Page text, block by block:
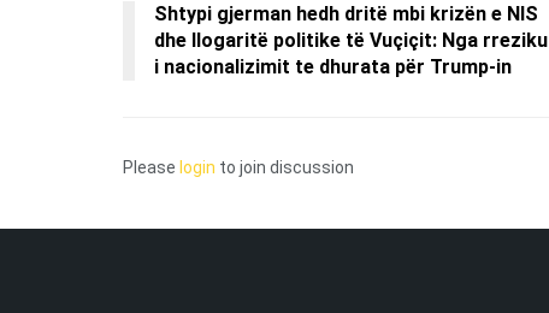
Shtypi gjerman hedh dritë mbi krizën e NIS
dhe llogaritë politike të Vuçiçit: Nga rreziku
i nacionalizimit te dhurata për Trump-in
Please login to join discussion